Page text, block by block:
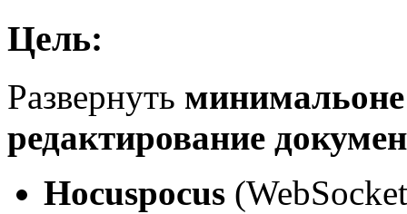
Цель:
Развернуть минимальоне
редактирование
Hocuspocus